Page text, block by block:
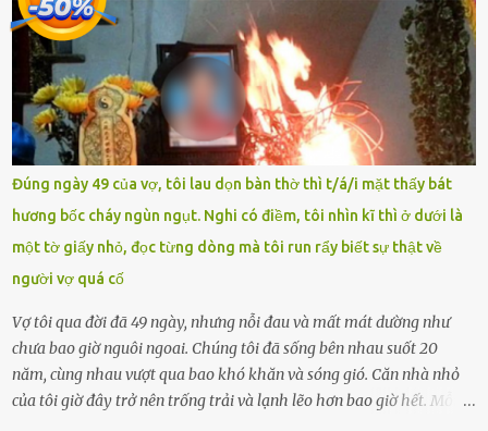
chưa phù hợp, gây xôn xao, bức xúc trong dư luận. Ngay sau đó,
Trường THPT Chuyên Nguyễn Tất Thành báo cáo xác nhận tài
khoản Chu Vinh là của học sinh Chu Ngọc Quang Vinh, lớp 12 Anh
của nhà trường. Nam sinh này từng giành ngôi vô địch, mang về
vòng nguyệt quế cuộc thi tháng 1, quý I, Đường lên đỉnh Olympia
năm thứ 24. Quá trình giáo dục, học sinh Chu Ngọc Quang Vinh đã
nhận thức được nội dung bài viết của bản thân trên mạng xã hội
ngày 1.9 là chưa phù hợp nên đã chủ động gỡ bài viết và đăng bài
xin lỗi trên trang Facebook cá nhân. Chu Ngọc Quang Vinh làm việc
với cơ quan chức năng. Ảnh: Đơn vị cung...
Đúng ngày 49 của vợ, tôi lau dọn bàn thờ thì t/á/i mặt thấy bát
hương bốc cháy ngùn ngụt. Nghi có điềm, tôi nhìn kĩ thì ở dưới là
một tờ giấy nhỏ, đọc từng dòng mà tôi run rẩy biết sự thật về
người vợ quá cố
Vợ tôi qua đời đã 49 ngày, nhưng nỗi đau và mất mát dường như
chưa bao giờ nguôi ngoai. Chúng tôi đã sống bên nhau suốt 20
năm, cùng nhau vượt qua bao khó khăn và sóng gió. Căn nhà nhỏ
của tôi giờ đây trở nên trống trải và lạnh lẽo hơn bao giờ hết. Mỗi